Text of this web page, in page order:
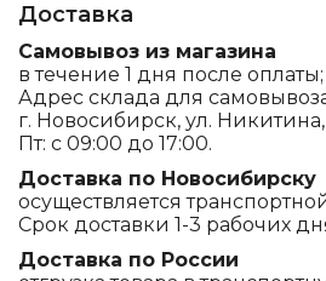
Доставка
Самовывоз из магазина
в течение 1 дня после оплаты;
Адрес склада для
г. Новосибирск, ул.
Пт: с 09:00 до 17:00.
Доставка по Новосибирску
осуществляется
Срок доставки 1-3 рабочих
Доставка по России